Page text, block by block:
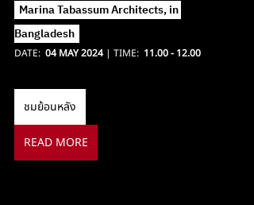
Marina Tabassum Architects, in
Bangladesh
DATE: 04 MAY 2024 | TIME: 11.00 - 12.00
ชมย้อนหลัง
READ MORE